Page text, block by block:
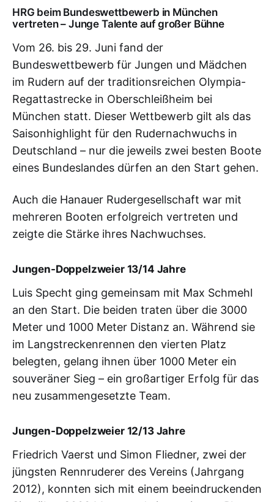
HRG beim Bundeswettbewerb in München
vertreten – Junge Talente auf großer Bühne
Vom 26. bis 29. Juni fand der
Bundeswettbewerb für Jungen und Mädchen
im Rudern auf der traditionsreichen Olympia-
Regattastrecke in Oberschleißheim bei
München statt. Dieser Wettbewerb gilt als das
Saisonhighlight für den Rudernachwuchs in
Deutschland – nur die jeweils zwei besten Boote
eines Bundeslandes dürfen an den Start gehen.
Auch die Hanauer Rudergesellschaft war mit
mehreren Booten erfolgreich vertreten und
zeigte die Stärke ihres Nachwuchses.
Jungen-Doppelzweier 13/14 Jahre
Luis Specht ging gemeinsam mit Max Schmehl
an den Start. Die beiden traten über die 3000
Meter und 1000 Meter Distanz an. Während sie
im Langstreckenrennen den vierten Platz
belegten, gelang ihnen über 1000 Meter ein
souveräner Sieg – ein großartiger Erfolg für das
neu zusammengesetzte Team.
Jungen-Doppelzweier 12/13 Jahre
Friedrich Vaerst und Simon Fliedner, zwei der
jüngsten Rennruderer des Vereins (Jahrgang
2012), konnten sich mit einem beeindruckenden